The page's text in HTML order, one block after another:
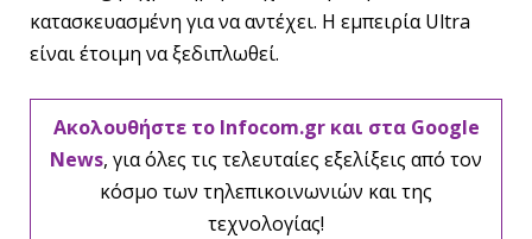
κατασκευασμένη για να αντέχει. Η εμπειρία Ultra
είναι έτοιμη να ξεδιπλωθεί.
Ακολουθήστε το Infocom.gr και στα Google
News, για όλες τις τελευταίες εξελίξεις από τον
κόσμο των τηλεπικοινωνιών και της
τεχνολογίας!